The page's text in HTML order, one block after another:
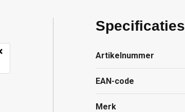
Specificaties
Artikelnummer
EAN-code
Merk